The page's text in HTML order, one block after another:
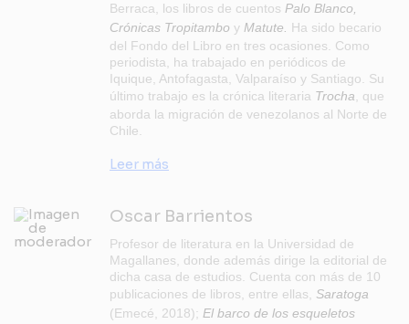
Berraca, los libros de cuentos Palo Blanco,
Crónicas Tropitambo y Matute.
Ha sido becario
del Fondo del Libro en tres ocasiones. Como
periodista, ha trabajado en periódicos de
Iquique, Antofagasta, Valparaíso y Santiago. Su
último trabajo es la crónica literaria Trocha , que
aborda la migración de venezolanos al Norte de
Chile.
Leer más
Oscar Barrientos
Profesor de literatura en la Universidad de
Magallanes, donde además dirige la editorial de
dicha casa de estudios. Cuenta con más de 10
publicaciones de libros, entre ellas, Saratoga
(Emecé, 2018); El barco de los esqueletos